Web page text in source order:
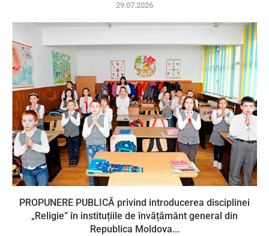
29.07.2026
PROPUNERE PUBLICĂ privind introducerea disciplinei
„Religie” în instituțiile de învățământ general din
Republica Moldova...